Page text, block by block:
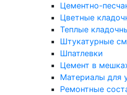
Цементно-
Цветные
Теплые
Штукатурные
Шпатлевки
Цемент в
Материалы для
Ремонтные